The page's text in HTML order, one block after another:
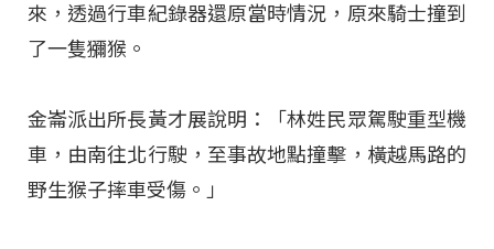
來，透過行車紀錄器還原當時情況，原來騎士撞到
了一隻獼猴。
金崙派出所長黃才展說明：「林姓民眾駕駛重型機
車，由南往北行駛，至事故地點撞擊，橫越馬路的
野生猴子摔車受傷。」